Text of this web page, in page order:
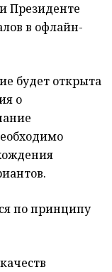
Президенте
в офлайн-
будет открыта
о
по принципу